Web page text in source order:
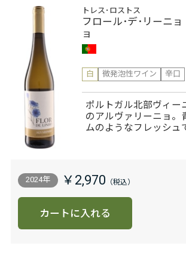
トレス･ロストス
フロール･デ･リーニ
ョ
白 微発泡性ワイン 辛口
ポルトガル北部ヴィー
のアルヴァリーニョ。
ムのようなフレッシュ
2024年 ￥2,970
カートに入れる